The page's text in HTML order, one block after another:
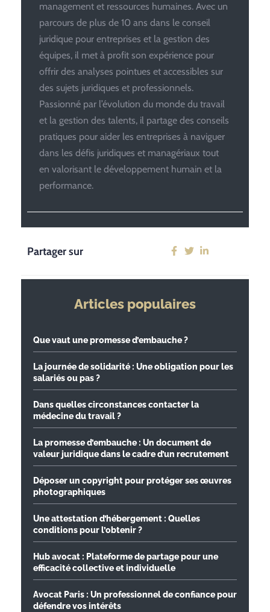
management et ressources humaines. Avec un
parcours de plus de 10 ans dans le conseil
juridique pour entreprises et la gestion des
équipes, il met à profit son expérience pour
offrir des analyses pointues et accessibles sur
des sujets juridiques et professionnels.
Passionné par l’évolution du monde du travail
et la gestion des talents, il partage des conseils
pratiques pour aider les entreprises à naviguer
dans les défis juridiques et managériaux tout
en valorisant le développement humain et la
performance.
Partager sur
Articles populaires
Que vaut une promesse d’embauche ?
La journée de solidarité : Une obligation pour les
salariés ou pas ?
Dans quelles circonstances contacter la
médecine du travail ?
La promesse d’embauche : Un document de
valeur juridique dans le cadre d’un recrutement
Déposer un copyright pour protéger ses œuvres
photographiques
Une attestation d’hébergement : Quelles
conditions pour l’obtenir ?
Hub avocat : Plateforme de partage pour une
efficacité collective et individuelle
Avocat Paris : Un professionnel de confiance pour
défendre vos intérêts